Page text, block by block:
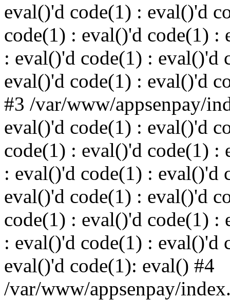
eval()'d code(1) : eval()'d
code(1) : eval()'d code(1) :
: eval()'d code(1) : eval()'d
eval()'d code(1) : eval()'d
#3 /var/www/appsenpay/
eval()'d code(1) : eval()'d
code(1) : eval()'d code(1) :
: eval()'d code(1) : eval()'d
eval()'d code(1) : eval()'d
code(1) : eval()'d code(1) :
: eval()'d code(1) : eval()'d
eval()'d code(1): eval() #4
/var/www/appsenpay/